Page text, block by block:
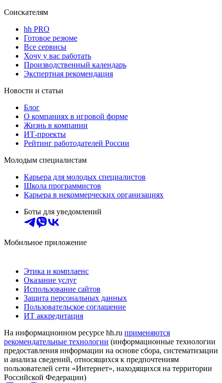
Соискателям
hh PRO
Готовое резюме
Все сервисы
Хочу у вас работать
Производственный календарь
Экспертная рекомендация
Новости и статьи
Блог
О компаниях в игровой форме
Жизнь в компании
ИТ-проекты
Рейтинг работодателей России
Молодым специалистам
Карьера для молодых специалистов
Школа программистов
Карьера в некоммерческих организациях
Боты для уведомлений
Мобильное приложение
Этика и комплаенс
Оказание услуг
Использование сайтов
Защита персональных данных
Пользовательское соглашение
ИТ аккредитация
На информационном ресурсе hh.ru применяются
рекомендательные технологии (информационные технологии
предоставления информации на основе сбора, систематизации
и анализа сведений, относящихся к предпочтениям
пользователей сети «Интернет», находящихся на территории
Российской Федерации)